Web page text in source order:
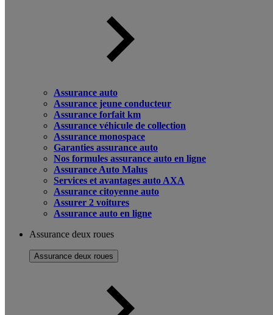
Assurance auto
Assurance jeune conducteur
Assurance forfait km
Assurance véhicule de collection
Assurance monospace
Garanties assurance auto
Nos formules assurance auto en ligne
Assurance Auto Malus
Services et avantages auto AXA
Assurance citoyenne auto
Assurer 2 voitures
Assurance auto en ligne
Assurance deux roues
Assurance deux roues